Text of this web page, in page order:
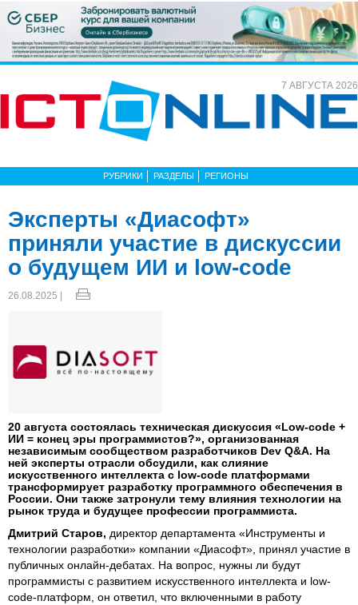
7 АВГУСТА 2026
РУБРИКИ РАЗДЕЛЫ РЕГИОНЫ
Эксперты «Диасофт»
приняли участие в дискуссии
о будущем ИИ и low-code
26.08.2025 |
20 августа состоялась техническая дискуссия «Low-code +
ИИ = конец эры программистов?», организованная
независимым сообществом разработчиков Dev Q&A. На
ней эксперты отрасли обсудили, как слияние
искусственного интеллекта с low-code платформами
трансформирует разработку программного обеспечения в
России. Они также затронули тему влияния технологии на
рынок труда и будущее профессии программиста.
Дмитрий Старов, директор департамента «Инструменты и
технологии разработки» компании «Диасофт», принял участие в
публичных онлайн-дебатах. На вопрос, нужны ли будут
программисты с развитием искусственного интеллекта и low-
code-платформ, он ответил, что включенными в работу